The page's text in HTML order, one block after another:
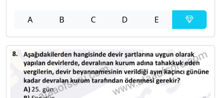
A B C D E